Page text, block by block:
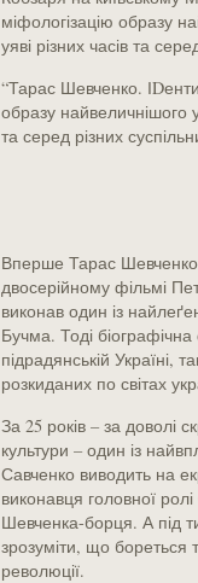
міфологізацію образу
уяві різних часів та
“Тарас Шевченко.
образу найвеличнішого
та серед різних
Вперше Тарас Шевченко
двосерійному фільмі
виконав один із
Бучма. Тоді
підрадянській Україні,
розкиданих по світах
За 25 років – за доволі
культури – один із
Савченко виводить на
виконавця головної
Шевченка-борця. А під
зрозуміти, що бореться
революції.